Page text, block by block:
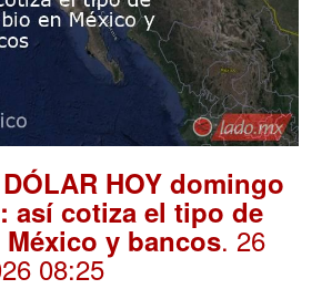
HOY domingo
así cotiza el tipo de
y bancos. 26
08:25